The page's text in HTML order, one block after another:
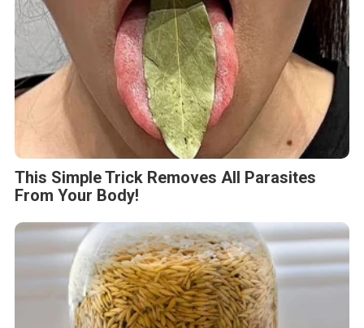
This Simple Trick Removes All Parasites
From Your Body!